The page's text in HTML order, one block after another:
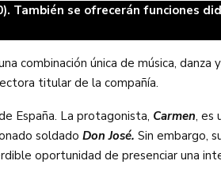
También se ofrecerán funciones
combinación única de música, danza
titular de la compañía.
España. La protagonista, Carmen, es
soldado Don José. Sin embargo,
oportunidad de presenciar una